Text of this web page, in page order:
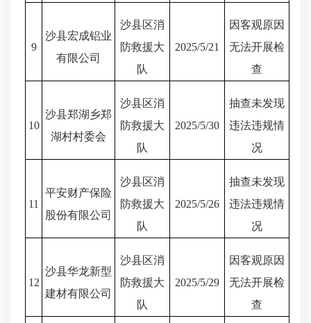
9
沙县宏成铝业
有限公司
沙县区消
防救援大
队
2025/5/21
因客观原因
无法开展检
查
10
沙县郑湖乡郑
湖村村委会
沙县区消
防救援大
队
2025/5/30
抽查未发现
违法违规情
况
11
平安财产保险
股份有限公司
沙县区消
防救援大
队
2025/5/26
抽查未发现
违法违规情
况
12
沙县华龙新型
建材有限公司
沙县区消
防救援大
队
2025/5/29
因客观原因
无法开展检
查